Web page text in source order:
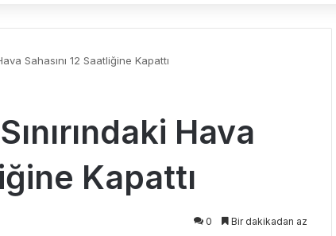
Sahasını 12 Saatliğine Kapattı
Hava
Kapattı
0 Bir dakikadan az